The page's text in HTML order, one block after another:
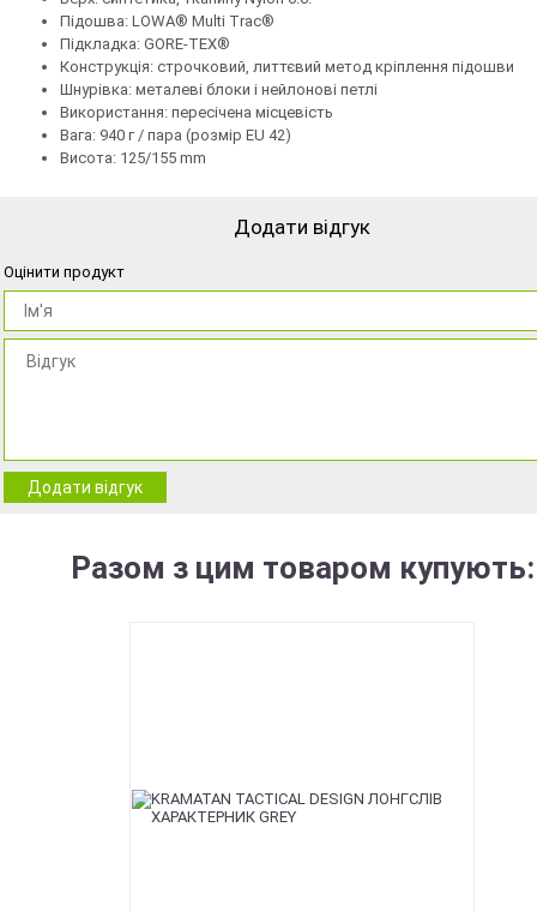
Підошва: LOWA® Multi Trac®
Підкладка: GORE-TEX®
Конструкція: строчковий, литтєвий метод кріплення підошви
Шнурівка: металеві блоки і нейлонові петлі
Використання: пересічена місцевість
Вага: 940 г / пара (розмір EU 42)
Висота: 125/155 mm
Додати відгук
Оцінити продукт
Додати відгук
Разом з цим товаром купують: